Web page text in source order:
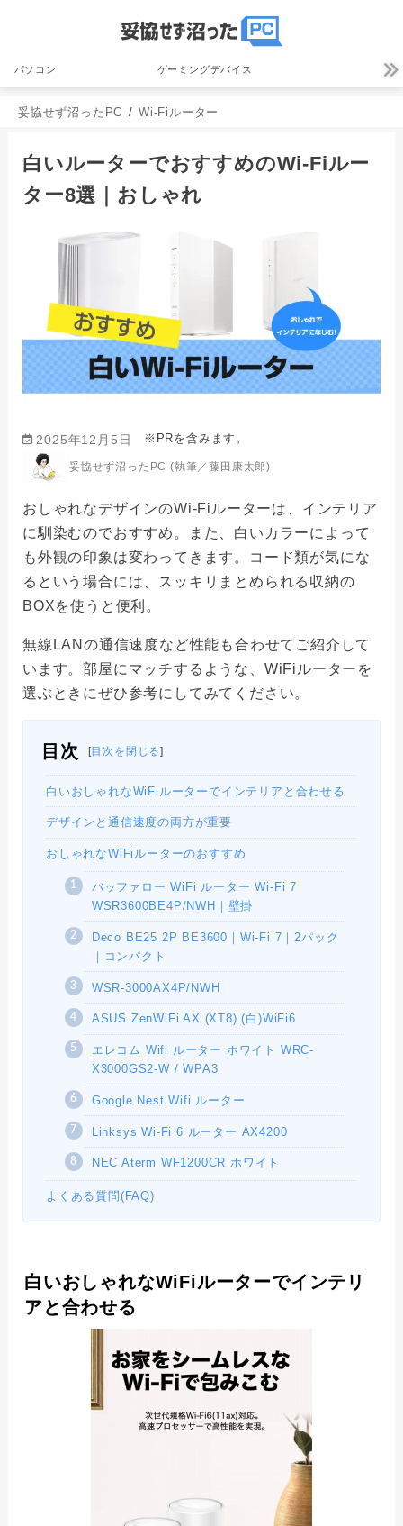
パソコン ゲーミングデバイス
妥協せず沼ったPC Wi-Fiルーター
白いルーターでおすすめのWi-Fiルー
ター8選｜おしゃれ
2025年12月5日 ※PRを含みます。
妥協せず沼ったPC (執筆／藤田康太郎)
おしゃれなデザインのWi-Fiルーターは、インテリア
に馴染むのでおすすめ。また、白いカラーによって
も外観の印象は変わってきます。コード類が気にな
るという場合には、スッキリまとめられる収納の
BOXを使うと便利。
無線LANの通信速度など性能も合わせてご紹介して
います。部屋にマッチするような、WiFiルーターを
選ぶときにぜひ参考にしてみてください。
目次 [目次を閉じる]
白いおしゃれなWiFiルーターでインテリアと合わせる
デザインと通信速度の両方が重要
おしゃれなWiFiルーターのおすすめ
バッファロー WiFi ルーター Wi-Fi 7
WSR3600BE4P/NWH｜壁掛
Deco BE25 2P BE3600｜Wi-Fi 7｜2パック
｜コンパクト
WSR-3000AX4P/NWH
ASUS ZenWiFi AX (XT8) (白)WiFi6
エレコム Wifi ルーター ホワイト WRC-
X3000GS2-W / WPA3
Google Nest Wifi ルーター
Linksys Wi-Fi 6 ルーター AX4200
NEC Aterm WF1200CR ホワイト
よくある質問(FAQ)
白いおしゃれなWiFiルーターでインテリ
アと合わせる